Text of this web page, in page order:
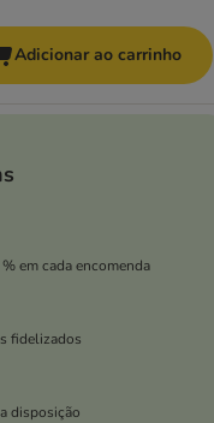
Adicionar ao carrinho
em cada encomenda
fidelizados
disposição